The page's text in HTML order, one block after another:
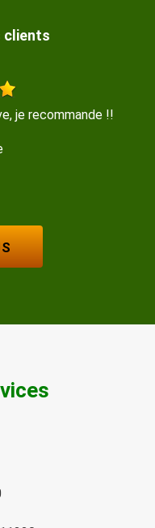
clients
avec beaucoup de soin,
Isabelle M